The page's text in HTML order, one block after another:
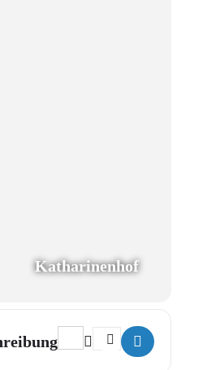
Katharinenhof
Address - Das Rheinische
Destination Address -